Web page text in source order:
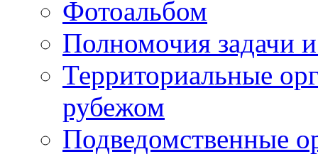
Фотоальбом
Полномочия задачи
Территориальные
рубежом
Подведомственные